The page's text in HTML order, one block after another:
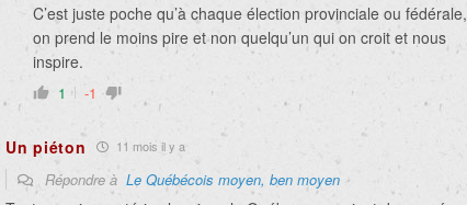
C’est juste poche qu’à chaque élection provinciale ou fédérale,
on prend le moins pire et non quelqu’un qui on croit et nous
inspire.
1 -1
Un piéton 11 mois il y a
Répondre à Le Québécois moyen, ben moyen